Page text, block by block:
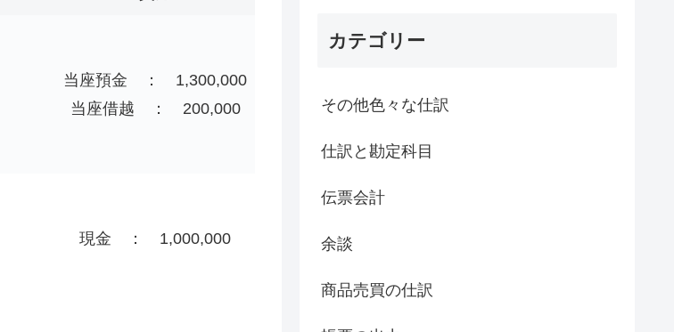
当座預金 ： 1,300,000
当座借越 ： 200,000
現金 ： 1,000,000
カテゴリー
その他色々な仕訳
仕訳と勘定科目
伝票会計
余談
商品売買の仕訳